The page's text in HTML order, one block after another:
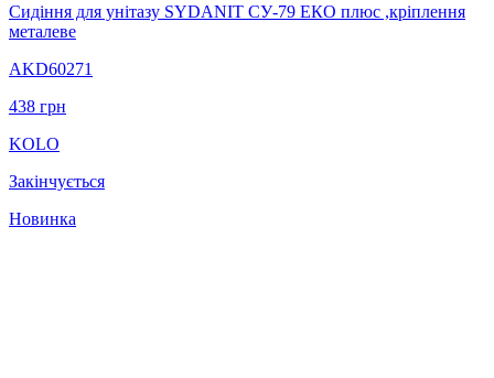
Сидіння для унітазу SYDANIT СУ-79 ЕКО плюс ,кріплення
металеве
AKD60271
438 грн
KOLO
Закінчується
Новинка